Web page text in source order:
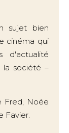
sujet bien
cinéma qui
d'actualité
la société –
Fred, Noée
Favier.